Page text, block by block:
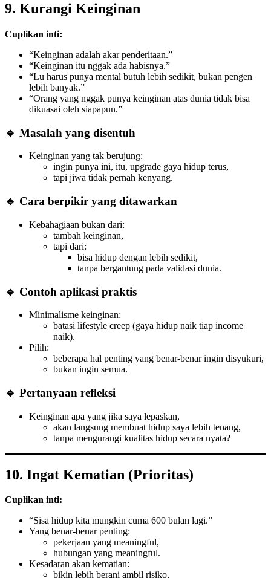
9. Kurangi Keinginan
Cuplikan inti:
“Keinginan adalah akar penderitaan.”
“Keinginan itu nggak ada habisnya.”
“Lu harus punya mental butuh lebih sedikit, bukan pengen
lebih banyak.”
“Orang yang nggak punya keinginan atas dunia tidak bisa
dikuasai oleh siapapun.”
🔹 Masalah yang disentuh
Keinginan yang tak berujung:
ingin punya ini, itu, upgrade gaya hidup terus,
tapi jiwa tidak pernah kenyang.
🔹 Cara berpikir yang ditawarkan
Kebahagiaan bukan dari:
tambah keinginan,
tapi dari:
bisa hidup dengan lebih sedikit,
tanpa bergantung pada validasi dunia.
🔹 Contoh aplikasi praktis
Minimalisme keinginan:
batasi lifestyle creep (gaya hidup naik tiap income
naik).
Pilih:
beberapa hal penting yang benar-benar ingin disyukuri,
bukan ingin semua.
🔹 Pertanyaan refleksi
Keinginan apa yang jika saya lepaskan,
akan langsung membuat hidup saya lebih tenang,
tanpa mengurangi kualitas hidup secara nyata?
10. Ingat Kematian (Prioritas)
Cuplikan inti:
“Sisa hidup kita mungkin cuma 600 bulan lagi.”
Yang benar-benar penting:
pekerjaan yang meaningful,
hubungan yang meaningful.
Kesadaran akan kematian:
bikin lebih berani ambil risiko,